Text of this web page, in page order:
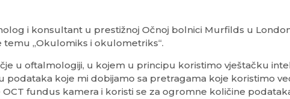
i konsultant u prestižnoj Očnoj bolnici Murfilds u
temu „Okulomiks i okulometriks“.
u oftalmologiji, u kojem u principu koristimo vještačku
podataka koje mi dobijamo sa pretragama koje koristimo
OCT fundus kamera i koristi se za ogromne količine